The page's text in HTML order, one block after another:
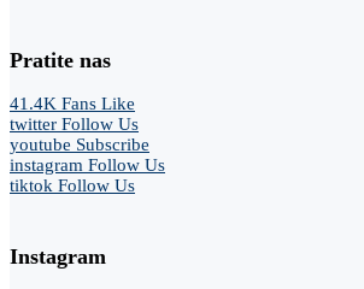
Pratite nas
41.4K Fans Like
twitter Follow Us
youtube Subscribe
instagram Follow Us
tiktok Follow Us
Instagram